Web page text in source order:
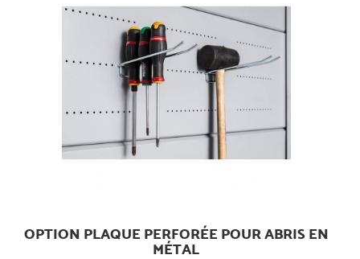
OPTION PLAQUE PERFORÉE POUR ABRIS EN
MÉTAL